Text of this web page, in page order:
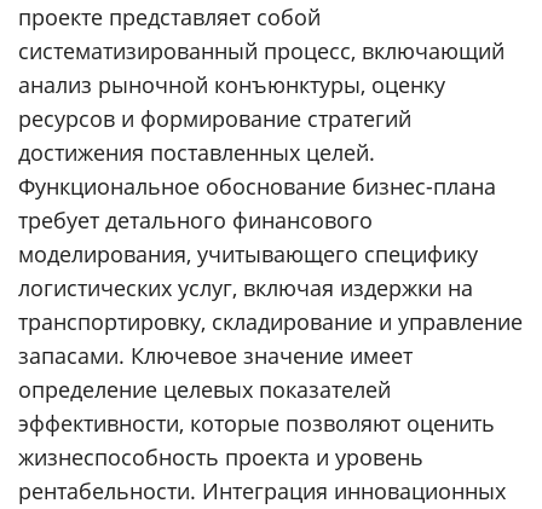
проекте представляет собой
систематизированный процесс, включающий
анализ рыночной конъюнктуры, оценку
ресурсов и формирование стратегий
достижения поставленных целей.
Функциональное обоснование бизнес-плана
требует детального финансового
моделирования, учитывающего специфику
логистических услуг, включая издержки на
транспортировку, складирование и управление
запасами. Ключевое значение имеет
определение целевых показателей
эффективности, которые позволяют оценить
жизнеспособность проекта и уровень
рентабельности. Интеграция инновационных